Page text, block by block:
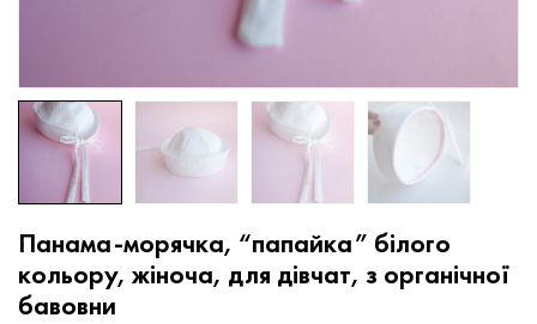
Панама-морячка, “папайка” білого
кольору, жіноча, для дівчат, з органічної
бавовни